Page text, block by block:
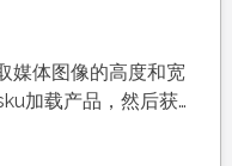
媒体图像的高度和宽
加载产品，然后获…